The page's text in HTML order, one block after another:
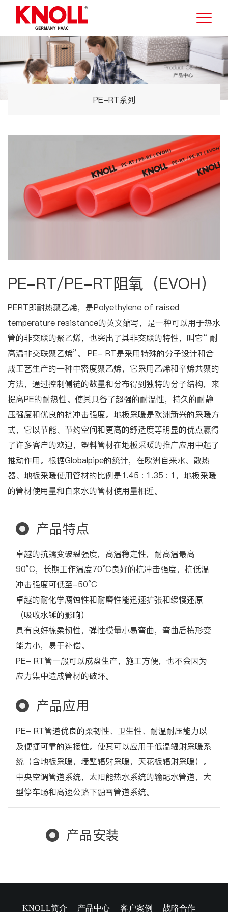
PE-RT系列
PE-RT/PE-RT阻氧（EVOH）
PERT即耐热聚乙烯，是Polyethylene of raised
temperature resistance的英文缩写，是一种可以用于热水
管的非交联的聚乙烯，也突出了其非交联的特性，叫它“ 耐
高温非交联聚乙烯”。 PE- RT是采用特殊的分子设计和合
成工艺生产的一种中密度聚乙烯，它采用乙烯和辛烯共聚的
方法，通过控制侧链的数量和分布得到独特的分子结构，来
提高PE的耐热性。使其具备了超强的耐温性，持久的耐静
压强度和优良的抗冲击强度。地板采暖是欧洲新兴的采暖方
式，它以节能、节约空间和更高的舒适度等明显的优点赢得
了许多客户的欢迎，塑料管材在地板采暖的推广应用中起了
推动作用。根据Globalpipe的统计，在欧洲自来水、散热
器、地板采暖使用管材的比例是1.45 : 1.35 : 1，地板采暖
的管材使用量和自来水的管材使用量相近。
产品特点
卓越的抗蠕变破裂强度，高温稳定性，耐高温最高
90°C，长期工作温度70°C良好的抗冲击强度，抗低温
冲击强度可低至-50°C
卓越的耐化学腐蚀性和耐磨性能迅速扩张和缓慢还原
（吸收水锤的影响）
具有良好栋柔韧性，弹性模量小易弯曲，弯曲后栋形变
能力小，易于补偿。
PE- RT管一般可以成盘生产，施工方便，也不会因为
应力集中造成管材的破坏。
产品应用
PE- RT管道优良的柔韧性、卫生性、耐温耐压能力以
及便捷可靠的连接性。使其可以应用于低温辐射采暖系
统（含地板采暖，墙壁辐射采暖，天花板辐射采暖）。
中央空调管道系统，太阳能热水系统的输配水管道，大
型停车场和高速公路下融雪管道系统。
产品安装
KNOLL简介 产品中心 客户案例 战略合作